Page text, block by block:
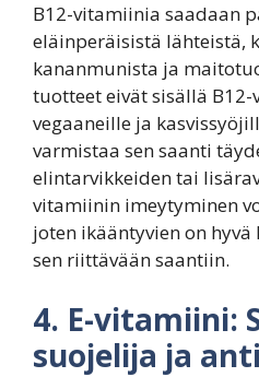
B12-vitamiinia saadaan
eläinperäisistä lähteistä,
kananmunista ja
tuotteet eivät sisällä
vegaaneille ja
varmistaa sen saanti
elintarvikkeiden tai
vitamiinin imeytyminen
joten ikääntyvien on
sen riittävään saantiin.
4. E-vitamiini:
suojelija ja